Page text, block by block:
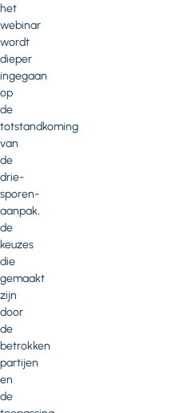
het
webinar
wordt
dieper
ingegaan
op
de
totstandkoming
van
de
drie-
sporen-
aanpak,
de
keuzes
die
gemaakt
zijn
door
de
betrokken
partijen
en
de